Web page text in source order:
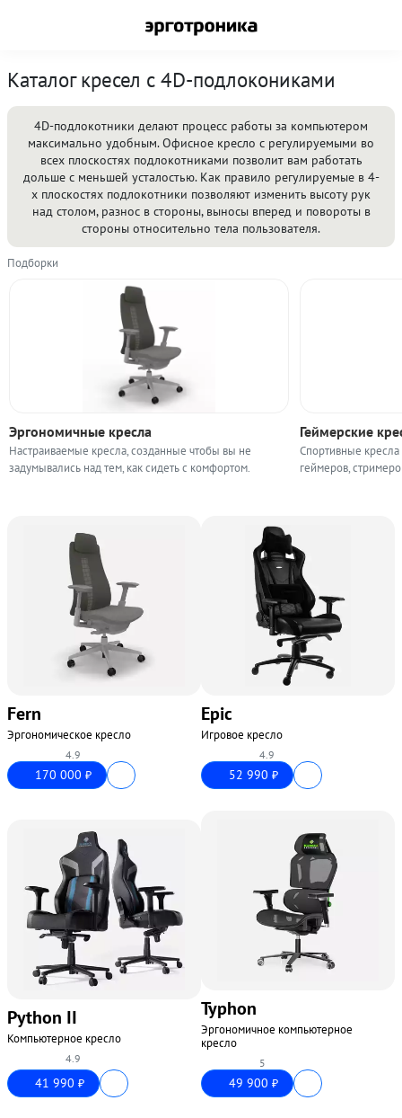
Каталог кресел с 4D-подлокониками
4D-подлокотники делают процесс работы за компьютером
максимально удобным. Офисное кресло с регулируемыми во
всех плоскостях подлокотниками позволит вам работать
дольше с меньшей усталостью. Как правило регулируемые в 4-
х плоскостях подлокотники позволяют изменить высоту рук
над столом, разнос в стороны, выносы вперед и повороты в
стороны относительно тела пользователя.
Подборки
Эргономичные кресла
Настраиваемые кресла, созданные чтобы вы не
задумывались над тем, как сидеть с комфортом.
Геймерские
Спортивные
геймеров,
Fern
Эргономическое кресло
4.9
170 000 ₽
Epic
Игровое кресло
4.9
52 990 ₽
Python II
Компьютерное кресло
4.9
41 990 ₽
Typhon
Эргономичное компьютерное
кресло
5
49 900 ₽